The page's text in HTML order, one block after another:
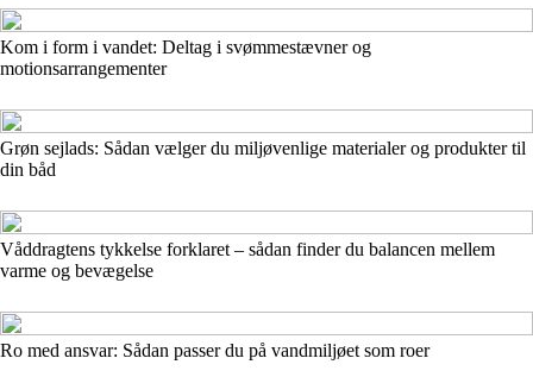
Kom i form i vandet: Deltag i svømmestævner og
motionsarrangementer
Grøn sejlads: Sådan vælger du miljøvenlige materialer og produkter til
din båd
Våddragtens tykkelse forklaret – sådan finder du balancen mellem
varme og bevægelse
Ro med ansvar: Sådan passer du på vandmiljøet som roer